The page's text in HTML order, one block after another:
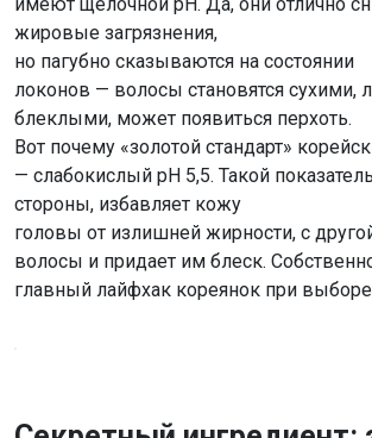
жировые загрязнения,
но пагубно сказываются на состоянии
локонов — волосы становятся сухими,
блеклыми, может появиться перхоть.
Вот почему «золотой стандарт»
— слабокислый pH 5,5. Такой
стороны, избавляет кожу
головы от излишней жирности, с
волосы и придает им блеск.
главный лайфхак кореянок при